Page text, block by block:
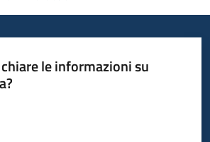
le informazioni su